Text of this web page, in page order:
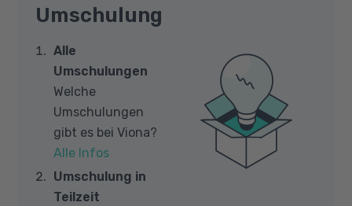
Umschulung
Alle
Umschulungen
Welche
Umschulungen
gibt es bei Viona?
Alle Infos
Umschulung in
Teilzeit